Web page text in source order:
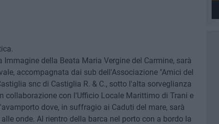
Immagine della Beata Maria Vergine del Carmine, sarà
accompagnata dai sub dell'Associazione "Amici del
snc di Castiglia R. & C., sotto l'alta sorveglianza
collaborazione con l'Ufficio Locale Marittimo di Trani e
dove, in suffragio ai Caduti del mare, sarà
onde. Al rientro della barca nel porto con a bordo la